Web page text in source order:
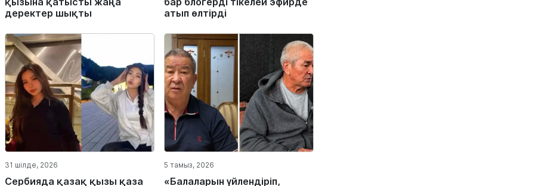
деректер шықты
атып өлтірді
31 шілде, 2026
Сербияда қазақ қызы қаза
5 тамыз, 2026
«Балаларын үйлендіріп,